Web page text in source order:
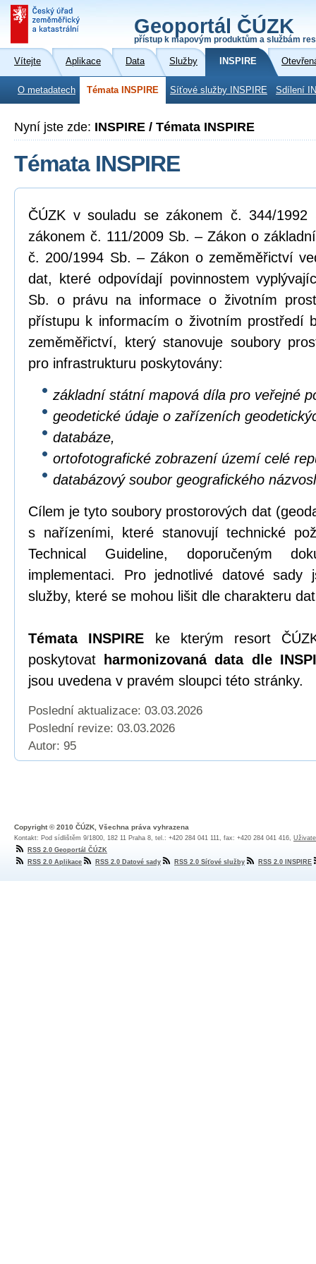
Geoportál ČÚZK
přístup k mapovým produktům a službám
Vítejte Aplikace Data Služby INSPIRE
O metadatech Témata INSPIRE Síťové služby INSPIRE Sdílení
Nyní jste zde: INSPIRE / Témata INSPIRE
Témata INSPIRE
ČÚZK v souladu se zákonem č. 344/
zákonem č. 111/2009 Sb. – Zákon o
č. 200/1994 Sb. – Zákon o zeměměřictví
dat, které odpovídají povinnostem
Sb. o právu na informace o životním
přístupu k informacím o životním prostředí
zeměměřictví, který stanovuje soubory
pro infrastrukturu poskytovány:
základní státní mapová díla pro veřejné
geodetické údaje o zařízeních
databáze,
ortofotografické zobrazení území celé
databázový soubor geografického
Cílem je tyto soubory prostorových dat
s nařízeními, které stanovují technické
Technical Guideline, doporučeným
implementaci. Pro jednotlivé datové sady
služby, které se mohou lišit dle charakteru
Témata INSPIRE ke kterým resort
poskytovat
harmonizovaná data dle
jsou uvedena v pravém sloupci této stránky.
Poslední aktualizace: 03.03.2026
Poslední revize: 03.03.2026
Autor: 95
Copyright © 2010 ČÚZK, Všechna práva vyhrazena
Kontakt: Pod sídlištěm 9/1800, 182 11 Praha 8, tel.: +420 284 041 111, fax: +420 284 041 416,
RSS 2.0 Geoportál ČÚZK
RSS 2.0 Aplikace
RSS 2.0 Datové sady RSS 2.0 Síťové služby RSS 2.0 INSPIRE